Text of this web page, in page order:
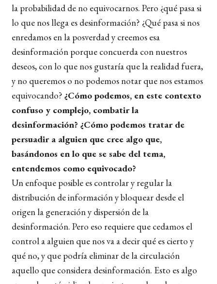
la probabilidad de no equivocarnos. Pero ¿qué pasa si
lo que nos llega es desinformación? ¿Qué pasa si nos
enredamos en la posverdad y creemos esa
desinformación porque concuerda con nuestros
deseos, con lo que nos gustaría que la realidad fuera,
y no queremos o no podemos notar que nos estamos
equivocando? ¿Cómo podemos, en este contexto
confuso y complejo, combatir la
desinformación? ¿Cómo podemos tratar de
persuadir a alguien que cree algo que,
basándonos en lo que se sabe del tema,
entendemos como equivocado?
Un enfoque posible es controlar y regular la
distribución de información y bloquear desde el
origen la generación y dispersión de la
desinformación. Pero eso requiere que cedamos el
control a alguien que nos va a decir qué es cierto y
qué no, y que podría eliminar de la circulación
aquello que considera desinformación. Esto es algo